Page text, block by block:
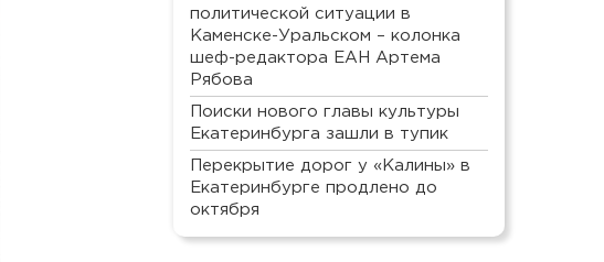
политической ситуации в
Каменске-Уральском – колонка
шеф-редактора ЕАН Артема
Рябова
Поиски нового главы культуры
Екатеринбурга зашли в тупик
Перекрытие дорог у «Калины» в
Екатеринбурге продлено до
октября